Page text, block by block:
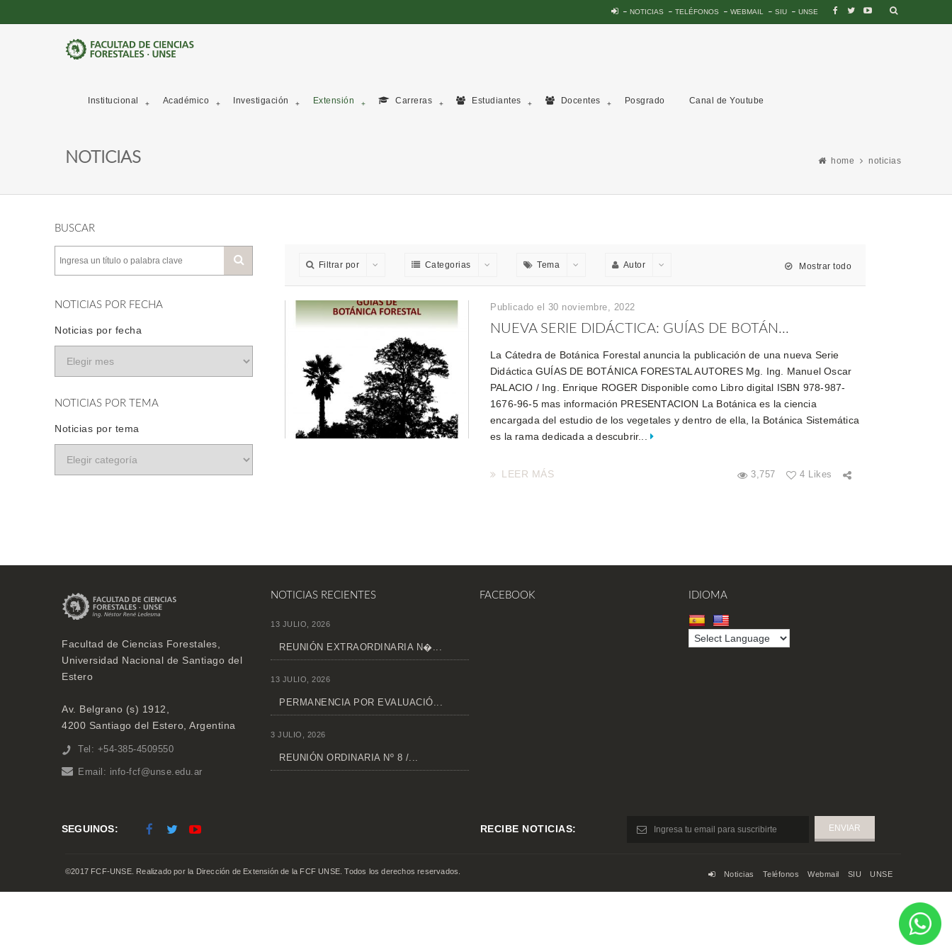
NOTICIAS TELÉFONOS WEBMAIL SIU UNSE
Institucional Académico Investigación Extensión Carreras Estudiantes Docentes Posgrado Canal de Youtube
NOTICIAS home noticias
BUSCAR
NOTICIAS POR FECHA
Noticias por fecha
NOTICIAS POR TEMA
Noticias por tema
Filtrar por Categorias Tema Autor Mostrar todo
Publicado el 30 noviembre, 2022
NUEVA SERIE DIDÁCTICA: GUÍAS DE BOTÁN...
La Cátedra de Botánica Forestal anuncia la publicación de una nueva Serie
Didáctica GUÍAS DE BOTÁNICA FORESTAL AUTORES Mg. Ing. Manuel Oscar
PALACIO / Ing. Enrique ROGER Disponible como Libro digital ISBN 978-987-
1676-96-5 mas información PRESENTACION La Botánica es la ciencia
encargada del estudio de los vegetales y dentro de ella, la Botánica Sistemática
es la rama dedicada a descubrir...
3,757 4 Likes
LEER MÁS
Facultad de Ciencias Forestales,
Universidad Nacional de Santiago del
Estero
Av. Belgrano (s) 1912,
4200 Santiago del Estero, Argentina
Tel: +54-385-4509550
Email: info-fcf@unse.edu.ar
NOTICIAS RECIENTES
13 JULIO, 2026
REUNIÓN EXTRAORDINARIA N�...
13 JULIO, 2026
PERMANENCIA POR EVALUACIÓ...
3 JULIO, 2026
REUNIÓN ORDINARIA Nº 8 /...
FACEBOOK IDIOMA
SEGUINOS: RECIBE NOTICIAS:
©2017 FCF-UNSE. Realizado por la Dirección de Extensión de la FCF UNSE. Todos los derechos reservados. Noticias Teléfonos Webmail SIU UNSE